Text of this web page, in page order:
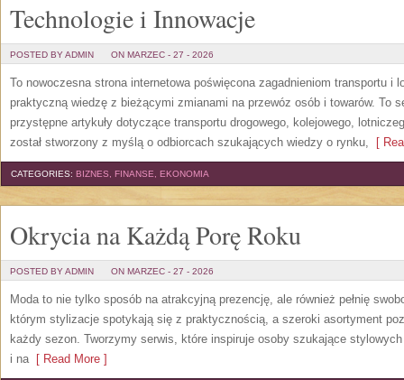
Technologie i Innowacje
POSTED BY ADMIN ON MARZEC - 27 - 2026
To nowoczesna strona internetowa poświęcona zagadnieniom transportu i
praktyczną wiedzę z bieżącymi zmianami na przewóz osób i towarów. To
przystępne artykuły dotyczące transportu drogowego, kolejowego,
został stworzony z myślą o odbiorcach szukających wiedzy o rynku, [
CATEGORIES: BIZNES, FINANSE, EKONOMIA
Okrycia na Każdą Porę Roku
POSTED BY ADMIN ON MARZEC - 27 - 2026
Moda to nie tylko sposób na atrakcyjną prezencję, ale również pełnię
którym stylizacje spotykają się z praktycznością, a szeroki asortyment
każdy sezon. Tworzymy serwis, które inspiruje osoby szukające
i na[ Read More ]